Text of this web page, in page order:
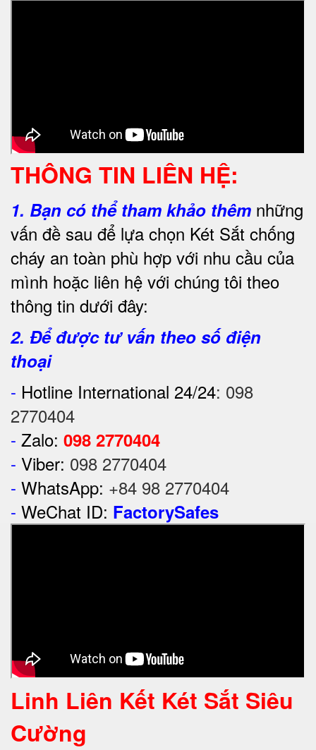
THÔNG TIN LIÊN HỆ:
1. Bạn có thể tham khảo thêm những
vấn đề sau để lựa chọn Két Sắt chống
cháy an toàn phù hợp với nhu cầu của
mình hoặc liên hệ với chúng tôi theo
thông tin dưới đây:
2. Để được tư vấn theo số điện
thoại
- Hotline International 24/24: 098
2770404
- Zalo: 098 2770404
- Viber: 098 2770404
- WhatsApp: +84 98 2770404
- WeChat ID: FactorySafes
Linh Liên Kết Két Sắt Siêu
Cường